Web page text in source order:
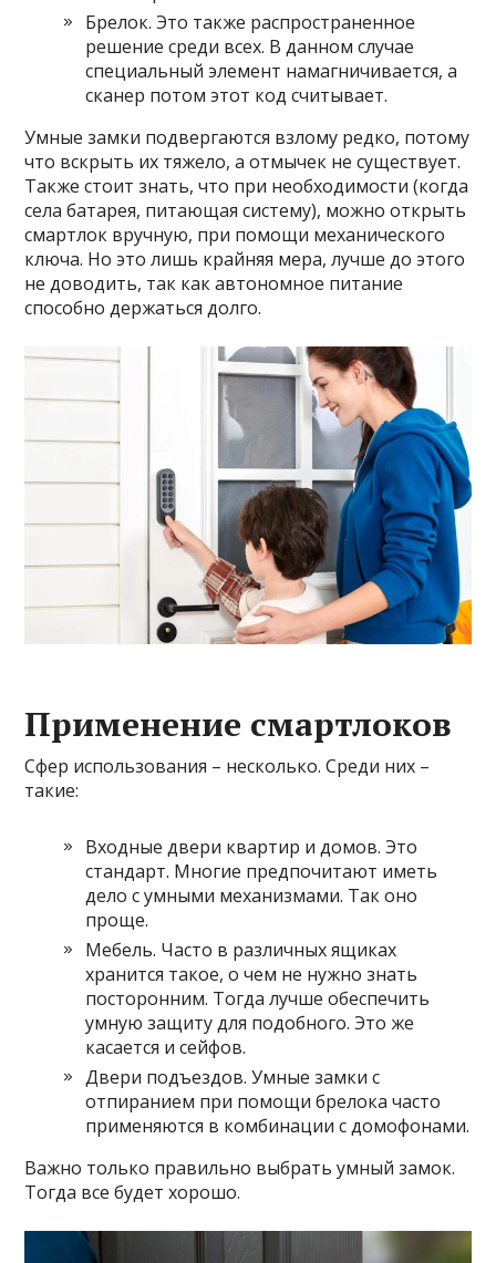
Брелок. Это также распространенное
решение среди всех. В данном случае
специальный элемент намагничивается, а
сканер потом этот код считывает.
Умные замки подвергаются взлому редко, потому
что вскрыть их тяжело, а отмычек не существует.
Также стоит знать, что при необходимости (когда
села батарея, питающая систему), можно открыть
смартлок вручную, при помощи механического
ключа. Но это лишь крайняя мера, лучше до этого
не доводить, так как автономное питание
способно держаться долго.
Применение смартлоков
Сфер использования – несколько. Среди них –
такие:
Входные двери квартир и домов. Это
стандарт. Многие предпочитают иметь
дело с умными механизмами. Так оно
проще.
Мебель. Часто в различных ящиках
хранится такое, о чем не нужно знать
посторонним. Тогда лучше обеспечить
умную защиту для подобного. Это же
касается и сейфов.
Двери подъездов. Умные замки с
отпиранием при помощи брелока часто
применяются в комбинации с домофонами.
Важно только правильно выбрать умный замок.
Тогда все будет хорошо.